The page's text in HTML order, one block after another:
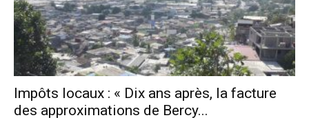
Impôts locaux : « Dix ans après, la facture
des approximations de Bercy...